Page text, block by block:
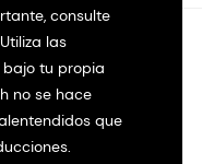
consulte
las
tu propia
no se hace
que
reservados.